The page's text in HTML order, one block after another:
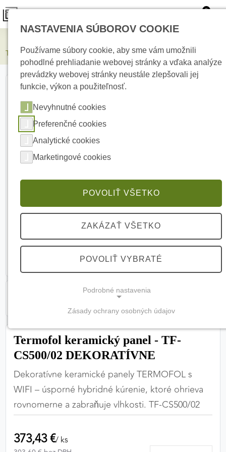
0
Termofol keramický panel - TF-CS500/02 DEKORATÍVNE
Termofol keramický panel - TF-
CS500/02 DEKORATÍVNE
Dekoratívne keramické panely TERMOFOL s
WIFI – úsporné hybridné kúrenie, ktoré ohrieva
rovnomerne a zabraňuje vlhkosti. TF-CS500/02
373,43 €/ ks
NASTAVENIA SÚBOROV COOKIE
Používame súbory cookie, aby sme vám umožnili
pohodlné prehliadanie webovej stránky a vďaka analýze
prevádzky webovej stránky neustále zlepšovali jej
funkcie, výkon a použiteľnosť.
Nevyhnutné cookies
Preferenčné cookies
Analytické cookies
Marketingové cookies
POVOLIŤ VŠETKO
ZAKÁZAŤ VŠETKO
POVOLIŤ VYBRATÉ
Podrobné nastavenia
(vždy aktívne, nemožno vypnúť)
Tieto cookies sú potrebné na správne fungovanie
zabezpečiť jej plnú funkčnosť.
Nevyhnutné cookies
PREFERENČNÉ COOKIES
Zásady ochrany osobných údajov